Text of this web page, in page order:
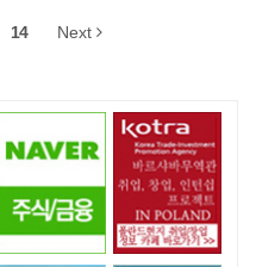
14 Next